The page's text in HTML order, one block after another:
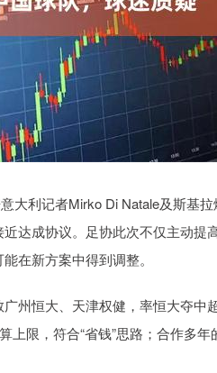
大利记者Mirko Di Natale及斯基
达成协议。足协此次不仅主动提
在新方案中得到调整。
州恒大、天津权健，率恒大夺中
限，符合“省钱”思路；合作多